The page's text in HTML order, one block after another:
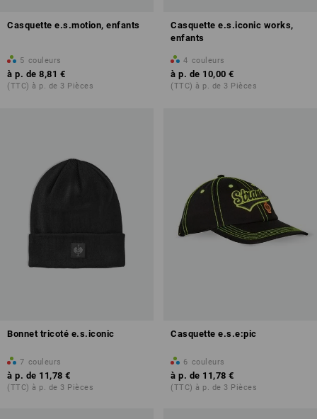
Casquette e.s.motion, enfants
5 couleurs
à p. de 8,81 €
(TTC) à p. de 3 Pièces
Casquette e.s.iconic works,
enfants
4 couleurs
à p. de 10,00 €
(TTC) à p. de 3 Pièces
Bonnet tricoté e.s.iconic
7 couleurs
à p. de 11,78 €
(TTC) à p. de 3 Pièces
Casquette e.s.e:pic
6 couleurs
à p. de 11,78 €
(TTC) à p. de 3 Pièces